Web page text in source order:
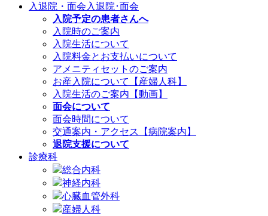
入退院・面会 入退院･面会
入院予定の患者さんへ
入院時のご案内
入院生活について
入院料金とお支払いについて
アメニティセットのご案内
お産入院について【産婦人科】
入院生活のご案内【動画】
面会について
面会時間について
交通案内・アクセス【病院案内】
退院支援について
診療科
総合内科
神経内科
心臓血管外科
産婦人科